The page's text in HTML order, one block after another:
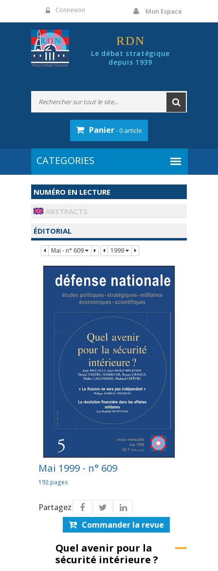
Connexion Mon Espace
RDN
Le débat stratégique
depuis 1939
Panier- 0 article
NUMÉRO EN LECTURE
ABSTRACTS
ÉDITORIAL
Mai - n° 609 1999
Mai 1999 - n° 609
192 pages
Partagez
Commander la revue
Quel avenir pour la
sécurité intérieure ?